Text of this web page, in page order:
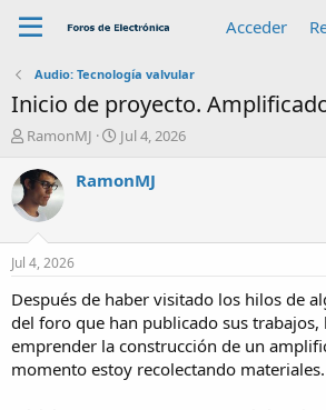
Acceder
Audio: Tecnología valvular
Inicio de proyecto.
A
t
o
r
RamonMJ
F
c
n
c
i
o
Jul 4, 2026
RamonMJ
Jul 4, 2026
Después de haber visitado los hilos de
del foro que han publicado sus trabajos,
emprender la construcción de un
momento estoy recolectando materiales.